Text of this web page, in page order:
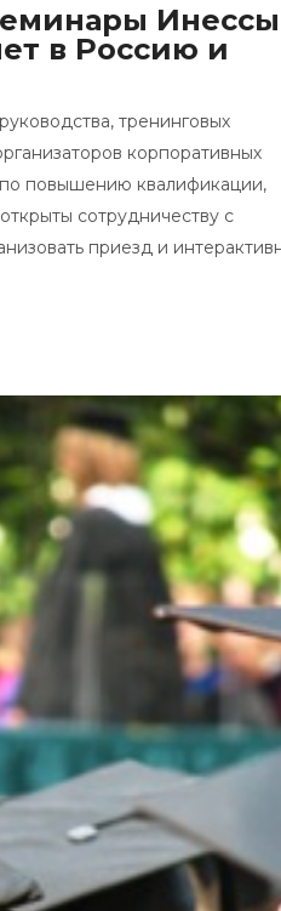
Инессы
в Россию и
тренинговых
корпоративных
повышению квалификации,
сотрудничеству с
приезд и